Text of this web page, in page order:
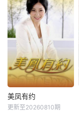
美凤有约
更新至20260810期